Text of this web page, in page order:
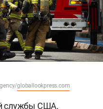
globallookpress.com
службы США,